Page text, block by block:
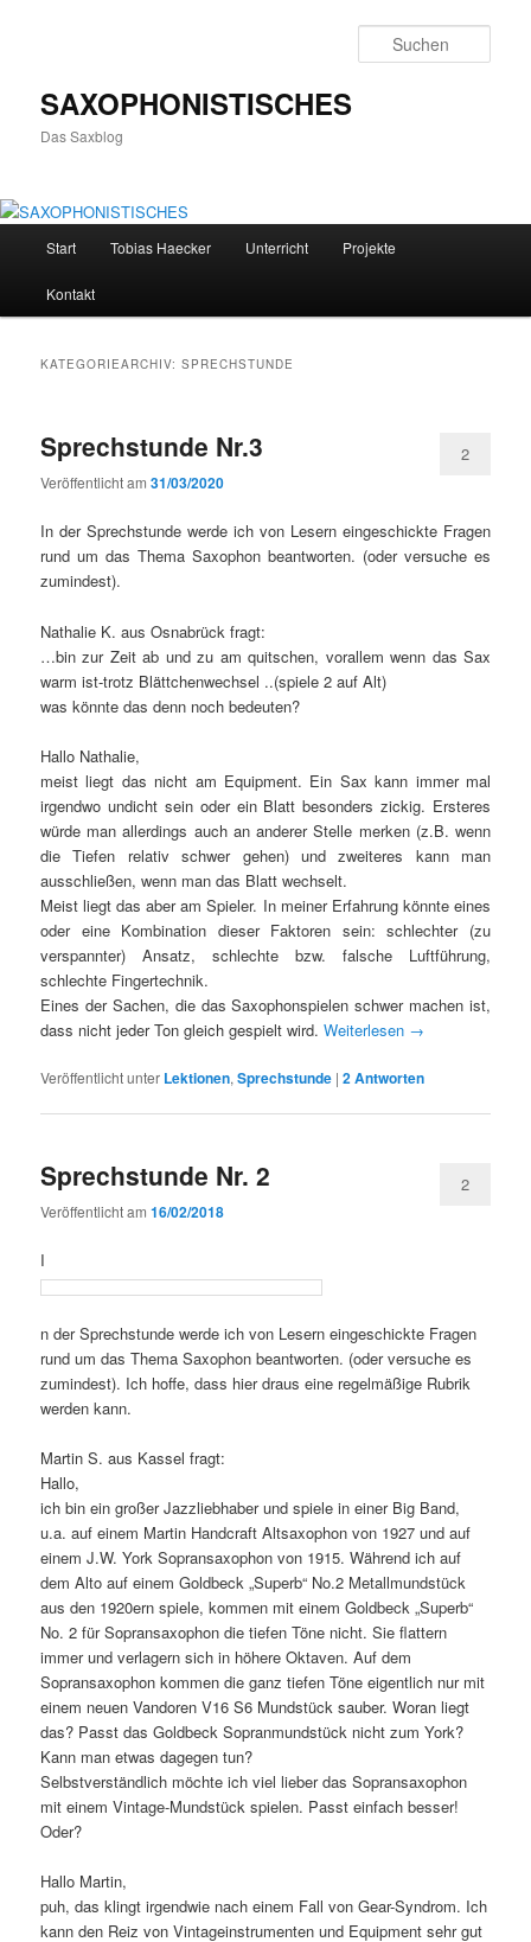
SAXOPHONISTISCHES
Das Saxblog
Start Tobias Haecker Unterricht Projekte
Kontakt
KATEGORIEARCHIV:SPRECHSTUNDE
Sprechstunde Nr.3
Veröffentlicht am31/03/2020
2
In der Sprechstunde werde ich von Lesern eingeschickte Fragen
rund um das Thema Saxophon beantworten. (oder versuche es
zumindest).
Nathalie K. aus Osnabrück fragt:
…bin zur Zeit ab und zu am quitschen, vorallem wenn das Sax
warm ist-trotz Blättchenwechsel ..(spiele 2 auf Alt)
was könnte das denn noch bedeuten?
Hallo Nathalie,
meist liegt das nicht am Equipment. Ein Sax kann immer mal
irgendwo undicht sein oder ein Blatt besonders zickig. Ersteres
würde man allerdings auch an anderer Stelle merken (z.B. wenn
die Tiefen relativ schwer gehen) und zweiteres kann man
ausschließen, wenn man das Blatt wechselt.
Meist liegt das aber am Spieler. In meiner Erfahrung könnte eines
oder eine Kombination dieser Faktoren sein: schlechter (zu
verspannter) Ansatz, schlechte bzw. falsche Luftführung,
schlechte Fingertechnik.
Eines der Sachen, die das Saxophonspielen schwer machen ist,
dass nicht jeder Ton gleich gespielt wird.Weiterlesen →
Veröffentlicht unter Lektionen,Sprechstunde |2Antworten
Sprechstunde Nr. 2
Veröffentlicht am16/02/2018
2
I
n der Sprechstunde werde ich von Lesern eingeschickte Fragen
rund um das Thema Saxophon beantworten. (oder versuche es
zumindest). Ich hoffe, dass hier draus eine regelmäßige Rubrik
werden kann.
Martin S. aus Kassel fragt:
Hallo,
ich bin ein großer Jazzliebhaber und spiele in einer Big Band,
u.a. auf einem Martin Handcraft Altsaxophon von 1927 und auf
einem J.W. York Sopransaxophon von 1915. Während ich auf
dem Alto auf einem Goldbeck „Superb“ No.2 Metallmundstück
aus den 1920ern spiele, kommen mit einem Goldbeck „Superb“
No. 2 für Sopransaxophon die tiefen Töne nicht. Sie flattern
immer und verlagern sich in höhere Oktaven. Auf dem
Sopransaxophon kommen die ganz tiefen Töne eigentlich nur mit
einem neuen Vandoren V16 S6 Mundstück sauber. Woran liegt
das? Passt das Goldbeck Sopranmundstück nicht zum York?
Kann man etwas dagegen tun?
Selbstverständlich möchte ich viel lieber das Sopransaxophon
mit einem Vintage-Mundstück spielen. Passt einfach besser!
Oder?
Hallo Martin,
puh, das klingt irgendwie nach einem Fall von Gear-Syndrom. Ich
kann den Reiz von Vintageinstrumenten und Equipment sehr gut